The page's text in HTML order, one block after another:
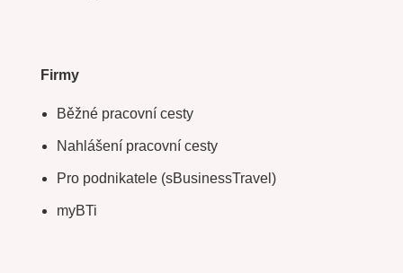
Firmy
Běžné pracovní cesty
Nahlášení pracovní cesty
Pro podnikatele (sBusinessTravel)
myBTi